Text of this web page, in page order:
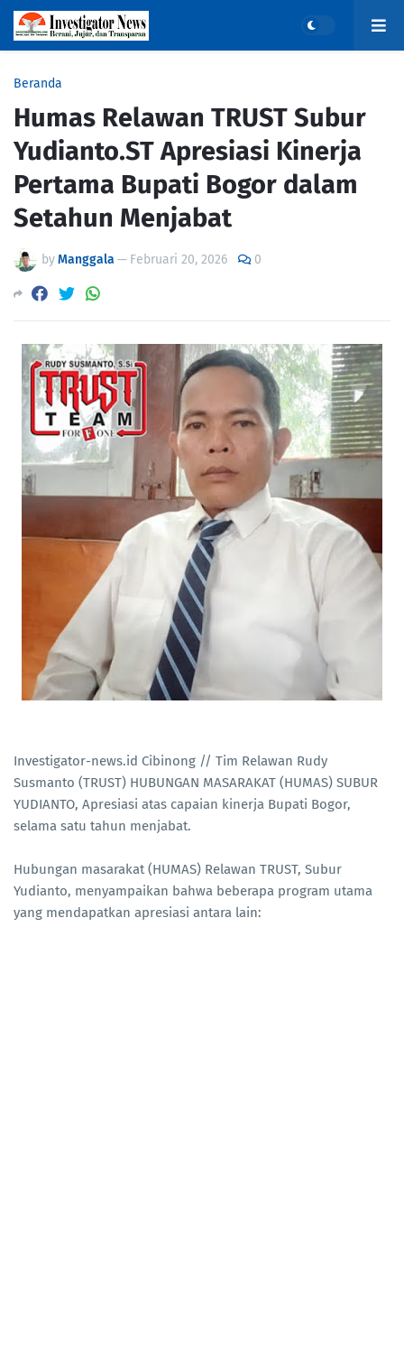
Beranda
Humas Relawan TRUST Subur
Yudianto.ST Apresiasi Kinerja
Pertama Bupati Bogor dalam
Setahun Menjabat
byManggala — Februari 20, 2026 0
Investigator-news.id Cibinong // Tim Relawan Rudy
Susmanto (TRUST) HUBUNGAN MASARAKAT (HUMAS) SUBUR
YUDIANTO, Apresiasi atas capaian kinerja Bupati Bogor,
selama satu tahun menjabat.
Hubungan masarakat (HUMAS) Relawan TRUST, Subur
Yudianto, menyampaikan bahwa beberapa program utama
yang mendapatkan apresiasi antara lain: